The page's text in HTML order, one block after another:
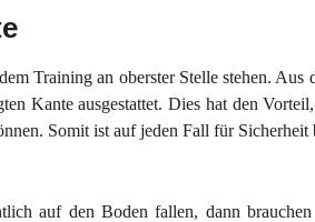
Training an oberster Stelle stehen.
Kante ausgestattet. Dies hat den
Somit ist auf jeden Fall für Sicherheit
auf den Boden fallen, dann